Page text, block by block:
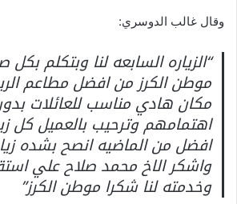
وقال غالب الدوسري:
“الزياره السابعه لنا وبتكلم
موطن الكرز من افضل مطاعم
مكان هادي مناسب للعائلات
اهتمامهم وترحيب بالعميل كل
افضل من الماضيه انصح بشده
واشكر الاخ محمد صلاح علي
وخدمته لنا شكرا موطن الكرز”